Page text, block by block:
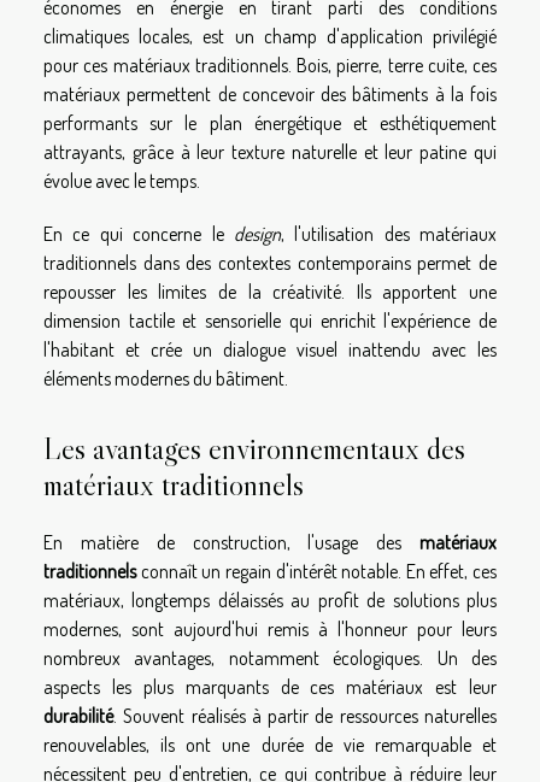
économes en énergie en tirant parti des conditions
climatiques locales, est un champ d'application privilégié
pour ces matériaux traditionnels. Bois, pierre, terre cuite, ces
matériaux permettent de concevoir des bâtiments à la fois
performants sur le plan énergétique et esthétiquement
attrayants, grâce à leur texture naturelle et leur patine qui
évolue avec le temps.
En ce qui concerne le design, l'utilisation des matériaux
traditionnels dans des contextes contemporains permet de
repousser les limites de la créativité. Ils apportent une
dimension tactile et sensorielle qui enrichit l'expérience de
l'habitant et crée un dialogue visuel inattendu avec les
éléments modernes du bâtiment.
Les avantages environnementaux des
matériaux traditionnels
En matière de construction, l'usage des matériaux
traditionnelsconnaît un regain d'intérêt notable. En effet, ces
matériaux, longtemps délaissés au profit de solutions plus
modernes, sont aujourd'hui remis à l'honneur pour leurs
nombreux avantages, notamment écologiques. Un des
aspects les plus marquants de ces matériaux est leur
durabilité. Souvent réalisés à partir de ressources naturelles
renouvelables, ils ont une durée de vie remarquable et
nécessitent peu d'entretien, ce qui contribue à réduire leur